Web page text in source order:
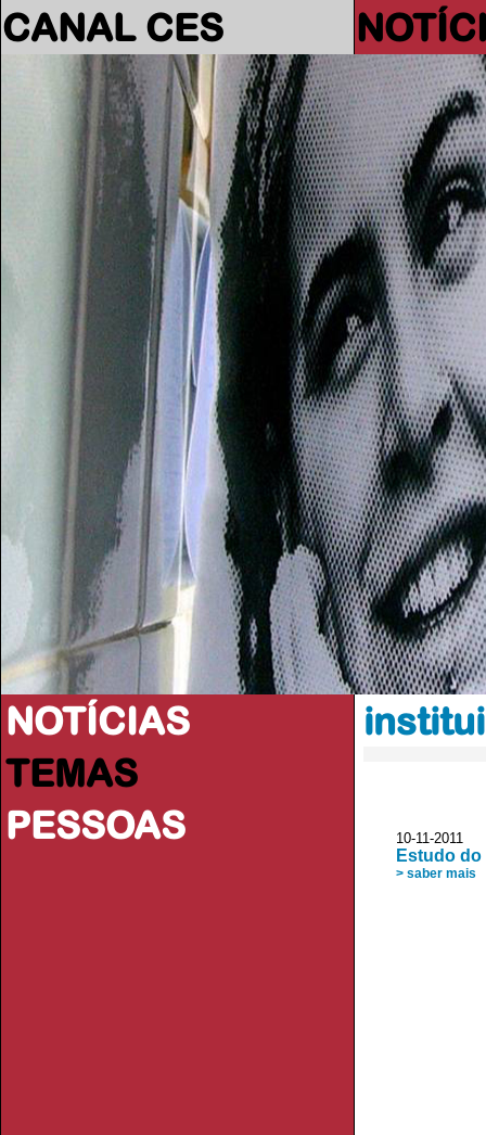
CANAL CES
NOTÍCIAS
TEMAS
PESSOAS
10-11-2011
Estudo
> saber mais